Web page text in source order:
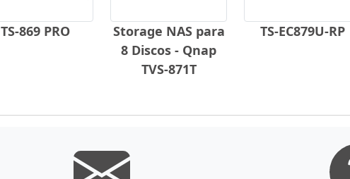
TS-869 PRO
Storage NAS para
8 Discos - Qnap
TVS-871T
TS-EC879U-RP